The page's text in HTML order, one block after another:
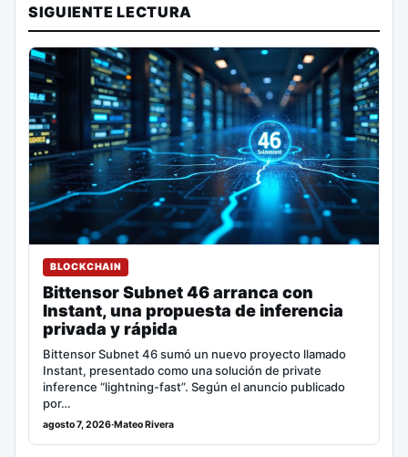
SIGUIENTE LECTURA
BLOCKCHAIN
Bittensor Subnet 46 arranca con
Instant, una propuesta de inferencia
privada y rápida
Bittensor Subnet 46 sumó un nuevo proyecto llamado
Instant, presentado como una solución de private
inference “lightning-fast”. Según el anuncio publicado
por…
agosto 7, 2026·Mateo Rivera